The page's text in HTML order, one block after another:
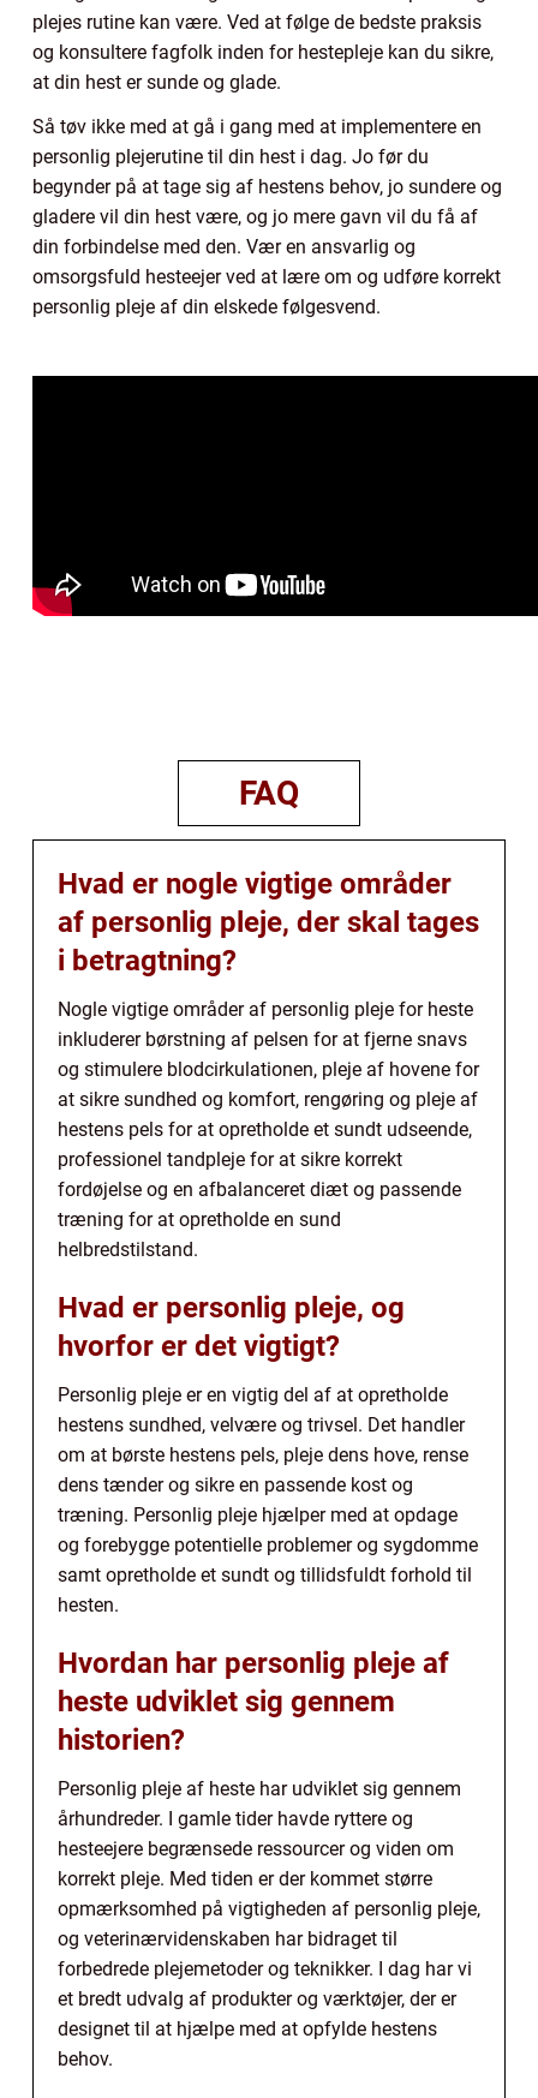
plejes rutine kan være. Ved at følge de bedste praksis
og konsultere fagfolk inden for hestepleje kan du sikre,
at din hest er sunde og glade.
Så tøv ikke med at gå i gang med at implementere en
personlig plejerutine til din hest i dag. Jo før du
begynder på at tage sig af hestens behov, jo sundere og
gladere vil din hest være, og jo mere gavn vil du få af
din forbindelse med den. Vær en ansvarlig og
omsorgsfuld hesteejer ved at lære om og udføre korrekt
personlig pleje af din elskede følgesvend.
FAQ
Hvad er nogle vigtige områder
af personlig pleje, der skal tages
i betragtning?
Nogle vigtige områder af personlig pleje for heste
inkluderer børstning af pelsen for at fjerne snavs
og stimulere blodcirkulationen, pleje af hovene for
at sikre sundhed og komfort, rengøring og pleje af
hestens pels for at opretholde et sundt udseende,
professionel tandpleje for at sikre korrekt
fordøjelse og en afbalanceret diæt og passende
træning for at opretholde en sund
helbredstilstand.
Hvad er personlig pleje, og
hvorfor er det vigtigt?
Personlig pleje er en vigtig del af at opretholde
hestens sundhed, velvære og trivsel. Det handler
om at børste hestens pels, pleje dens hove, rense
dens tænder og sikre en passende kost og
træning. Personlig pleje hjælper med at opdage
og forebygge potentielle problemer og sygdomme
samt opretholde et sundt og tillidsfuldt forhold til
hesten.
Hvordan har personlig pleje af
heste udviklet sig gennem
historien?
Personlig pleje af heste har udviklet sig gennem
århundreder. I gamle tider havde ryttere og
hesteejere begrænsede ressourcer og viden om
korrekt pleje. Med tiden er der kommet større
opmærksomhed på vigtigheden af personlig pleje,
og veterinærvidenskaben har bidraget til
forbedrede plejemetoder og teknikker. I dag har vi
et bredt udvalg af produkter og værktøjer, der er
designet til at hjælpe med at opfylde hestens
behov.